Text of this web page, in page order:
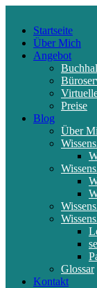
Startseite
Über Mich
Angebot
Preise
Blog
Über
Glossar
Kontakt